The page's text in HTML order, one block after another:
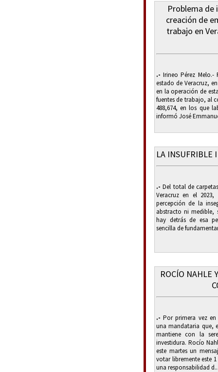
Problema
creación de
trabajo en
.- Irineo Pérez Melo.-
estado de Veracruz,
en la operación de
fuentes de trabajo, al
488,674, en los que
informó José
LA INSUFRIBLE
.- Del total de
Veracruz en el
percepción de la
abstracto ni medible,
hay detrás de esa
sencilla de
ROCÍO NAHLE
.- Por primera vez en
una mandataria que,
mantiene con la
investidura. Rocío
este martes un
votar libremente este
una responsabilidad